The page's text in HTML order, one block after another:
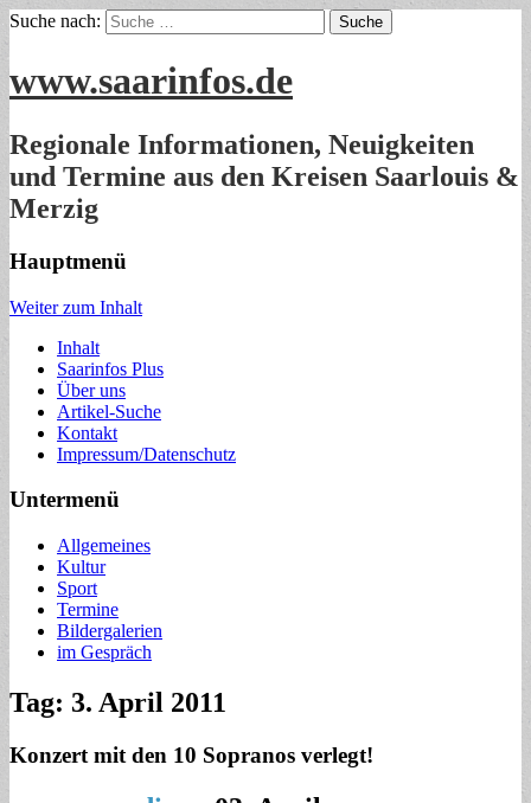
Suche nach:
www.saarinfos.de
Regionale Informationen, Neuigkeiten
und Termine aus den Kreisen Saarlouis &
Merzig
Hauptmenü
Weiter zum Inhalt
Inhalt
Saarinfos Plus
Über uns
Artikel-Suche
Kontakt
Impressum/Datenschutz
Untermenü
Allgemeines
Kultur
Sport
Termine
Bildergalerien
im Gespräch
Tag: 3. April 2011
Konzert mit den 10 Sopranos verlegt!